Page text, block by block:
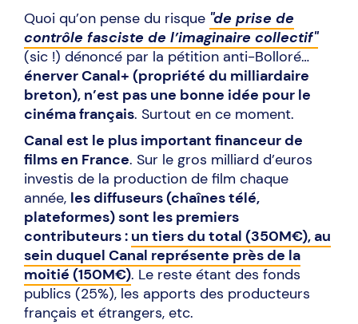
Quoi qu’on pense du risque "de prise de
contrôle fasciste de l’imaginaire collectif"
(sic !) dénoncé par la pétition anti-Bolloré…
énerver Canal+ (propriété du milliardaire
breton), n’est pas une bonne idée pour le
cinéma français. Surtout en ce moment.
Canal est le plus important financeur de
films en France. Sur le gros milliard d’euros
investis de la production de film chaque
année, les diffuseurs (chaînes télé,
plateformes) sont les premiers
contributeurs : un tiers du total (350M€), au
sein duquel Canal représente près de la
moitié (150M€). Le reste étant des fonds
publics (25%), les apports des producteurs
français et étrangers, etc.